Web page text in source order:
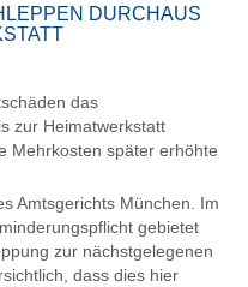
DURCHAUS
das
zur Heimatwerkstatt
Mehrkosten später erhöhte
Amtsgerichts München. Im
gebietet
zur nächstgelegenen
dass dies hier